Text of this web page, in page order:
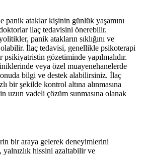
panik ataklar kişinin günlük yaşamını
ilaç tedavisini önerebilir.
panik atakların sıklığını ve
İlaç tedavisi, genellikle psikoterapi
gözetiminde yapılmalıdır.
veya özel muayenehanelerde
bilgi ve destek alabilirsiniz. İlaç
bir şekilde kontrol altına alınmasına
uzun vadeli çözüm sunmasına olanak
bir araya gelerek deneyimlerini
yalnızlık hissini azaltabilir ve